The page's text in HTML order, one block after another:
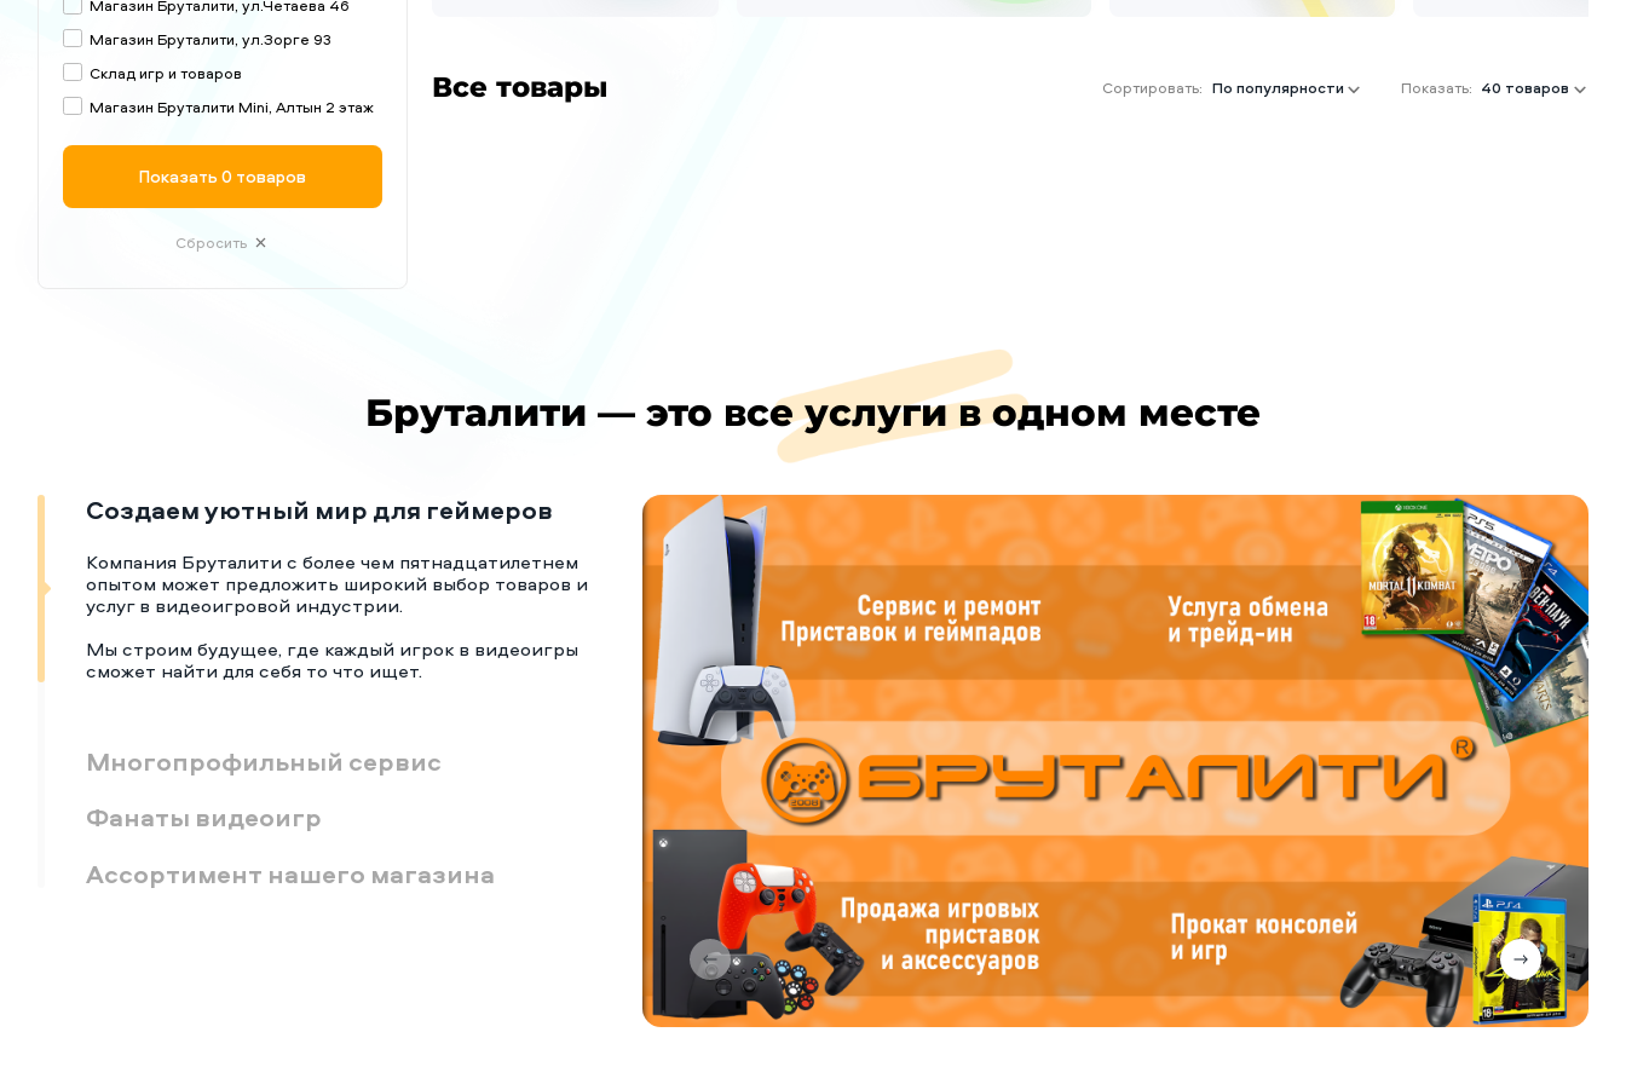
Магазин Бруталити, ул.Четаева 46
Магазин Бруталити, ул.Зорге 93
Склад игр и товаров
Магазин Бруталити Mini, Алтын 2 этаж
Показать0 товаров
Сбросить
Все товары Сортировать: По популярности Показать: 40 товаров
Бруталити — это все услуги в одном месте
Создаем уютный мир для геймеров
Компания Бруталити с более чем пятнадцатилетнем
опытом может предложить широкий выбор товаров и
услуг в видеоигровой индустрии.
Мы строим будущее, где каждый игрок в видеоигры
сможет найти для себя то что ищет.
Многопрофильный сервис
Фанаты видеоигр
Ассортимент нашего магазина